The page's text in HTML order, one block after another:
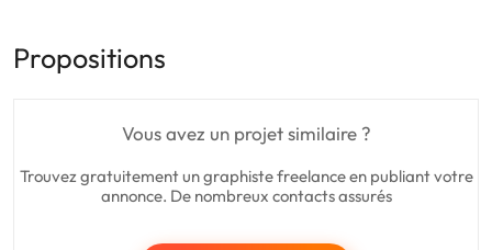
Propositions
Vous avez un projet similaire ?
Trouvez gratuitement un graphiste freelance en publiant votre
annonce. De nombreux contacts assurés